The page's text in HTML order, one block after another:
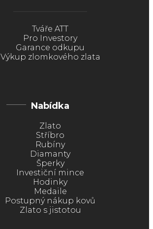
Tváře ATT
Pro Investory
Garance odkupu
Výkup zlomkového zlata
Nabídka
Zlato
Stříbro
Rubíny
Diamanty
Šperky
Investiční mince
Hodinky
Medaile
Postupný nákup kovů
Zlato s jistotou